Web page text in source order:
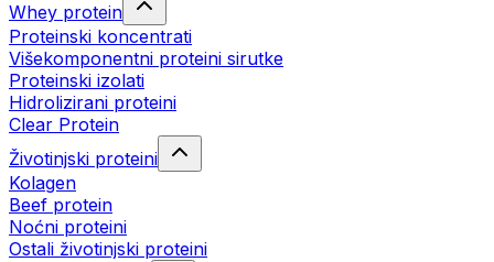
Whey protein
Proteinski koncentrati
Višekomponentni proteini sirutke
Proteinski izolati
Hidrolizirani proteini
Clear Protein
Životinjski proteini
Kolagen
Beef protein
Noćni proteini
Ostali životinjski proteini